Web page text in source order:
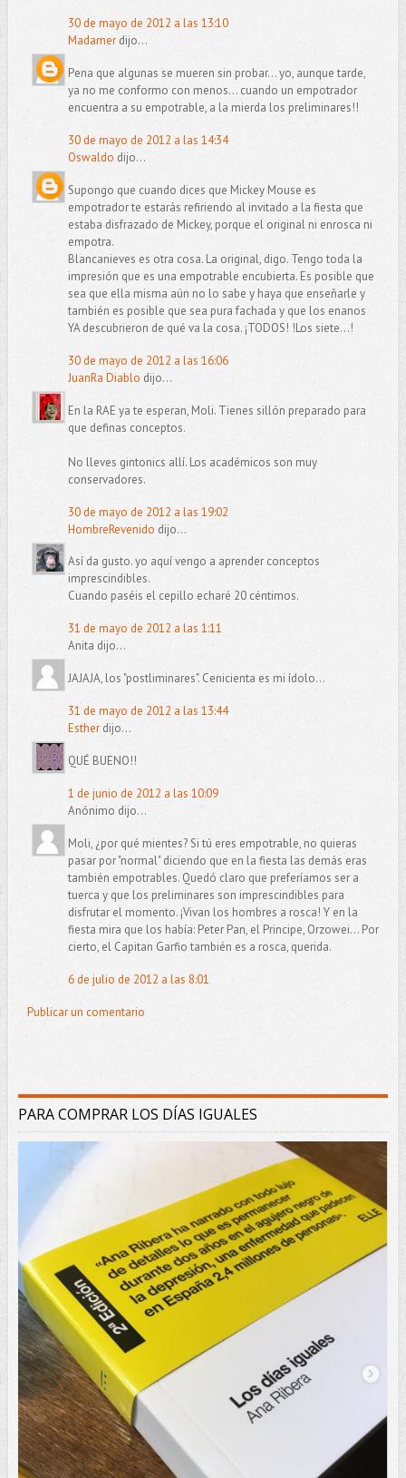
30 de mayo de 2012 a las 13:10
Madamerdijo...
Pena que algunas se mueren sin probar... yo, aunque tarde,
ya no me conformo con menos... cuando un empotrador
encuentra a su empotrable, a la mierda los preliminares!!
30 de mayo de 2012 a las 14:34
Oswaldo dijo...
Supongo que cuando dices que Mickey Mouse es
empotrador te estarás refiriendo al invitado a la fiesta que
estaba disfrazado de Mickey, porque el original ni enrosca ni
empotra.
Blancanieves es otra cosa. La original, digo. Tengo toda la
impresión que es una empotrable encubierta. Es posible que
sea que ella misma aún no lo sabe y haya que enseñarle y
también es posible que sea pura fachada y que los enanos
YA descubrieron de qué va la cosa. ¡TODOS! !Los siete...!
30 de mayo de 2012 a las 16:06
JuanRa Diablo dijo...
En la RAE ya te esperan, Moli. Tienes sillón preparado para
que definas conceptos.
No lleves gintonics allí. Los académicos son muy
conservadores.
30 de mayo de 2012 a las 19:02
HombreRevenido dijo...
Así da gusto. yo aquí vengo a aprender conceptos
imprescindibles.
Cuando paséis el cepillo echaré 20 céntimos.
31 de mayo de 2012 a las 1:11
Anita dijo...
JAJAJA, los "postliminares". Cenicienta es mi ídolo...
31 de mayo de 2012 a las 13:44
Estherdijo...
QUÉ BUENO!!
1 de junio de 2012 a las 10:09
Anónimo dijo...
Moli, ¿por qué mientes? Si tú eres empotrable, no quieras
pasar por "normal" diciendo que en la fiesta las demás eras
también empotrables. Quedó claro que preferíamos ser a
tuerca y que los preliminares son imprescindibles para
disfrutar el momento. ¡Vivan los hombres a rosca! Y en la
fiesta mira que los había: Peter Pan, el Principe, Orzowei... Por
cierto, el Capitan Garfio también es a rosca, querida.
6 de julio de 2012 a las 8:01
Publicar un comentario
PARA COMPRAR LOS DÍAS IGUALES